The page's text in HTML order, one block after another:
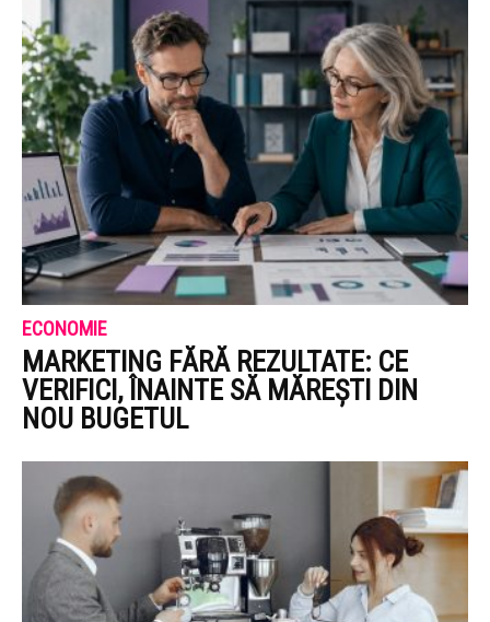
ECONOMIE
MARKETING FĂRĂ REZULTATE: CE
VERIFICI, ÎNAINTE SĂ MĂREȘTI DIN
NOU BUGETUL